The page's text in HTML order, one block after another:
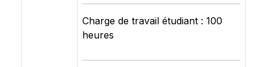
Charge de travail étudiant : 100
heures